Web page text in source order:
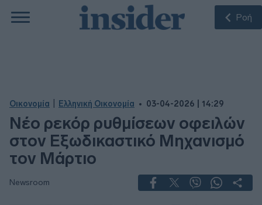
Ροή
Οικονομία Ελληνική Οικονομία 03-04-2026 | 14:29
Νέο ρεκόρ ρυθμίσεων οφειλών
στον Εξωδικαστικό Μηχανισμό
τον Μάρτιο
Newsroom